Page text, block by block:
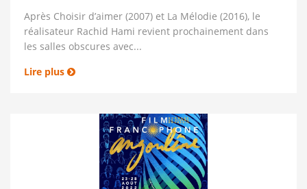
Après Choisir d’aimer (2007) et La Mélodie (2016), le
réalisateur Rachid Hami revient prochainement dans
les salles obscures avec...
Lire plus